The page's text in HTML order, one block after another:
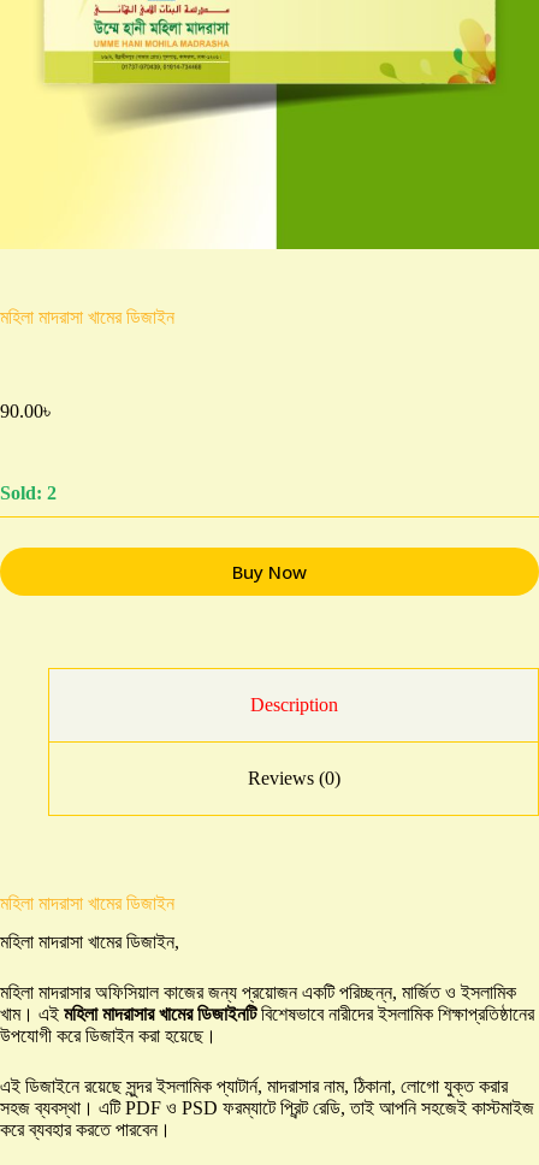
মহিলা মাদরাসা খামের ডিজাইন
90.00৳
Sold: 2
Buy Now
Description
Reviews (0)
মহিলা মাদরাসা খামের ডিজাইন
মহিলা মাদরাসা খামের ডিজাইন,
মহিলা মাদরাসার অফিসিয়াল কাজের জন্য প্রয়োজন একটি পরিচ্ছন্ন, মার্জিত ও ইসলামিক
খাম। এই মহিলা মাদরাসার খামের ডিজাইনটিবিশেষভাবে নারীদের ইসলামিক শিক্ষাপ্রতিষ্ঠানের
উপযোগী করে ডিজাইন করা হয়েছে।
এই ডিজাইনে রয়েছে সুন্দর ইসলামিক প্যাটার্ন, মাদরাসার নাম, ঠিকানা, লোগো যুক্ত করার
সহজ ব্যবস্থা। এটি PDF ও PSD ফরম্যাটে প্রিন্ট রেডি, তাই আপনি সহজেই কাস্টমাইজ
করে ব্যবহার করতে পারবেন।